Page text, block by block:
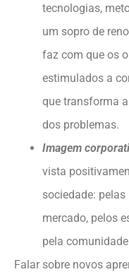
tecnologias,
um sopro de
faz com que os
estimulados a
que transforma
dos problemas.
Imagem
vista
sociedade:
mercado, pelos
pela
Falar sobre novos